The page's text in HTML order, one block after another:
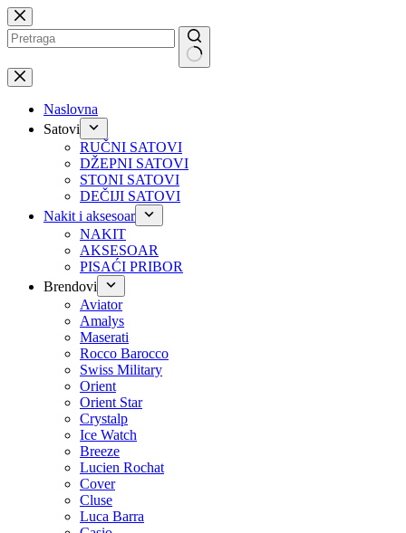
Preskoči
na
No
results
Naslovna
Satovi
RUČNI SATOVI
DŽEPNI SATOVI
STONI SATOVI
DEČIJI SATOVI
Nakit i aksesoar
NAKIT
AKSESOAR
PISAĆI PRIBOR
Brendovi
Aviator
Amalys
Maserati
Rocco Barocco
Swiss Military
Orient
Orient Star
Crystalp
Ice Watch
Breeze
Lucien Rochat
Cover
Cluse
Luca Barra